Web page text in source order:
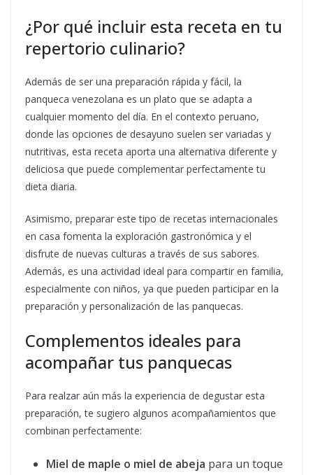
¿Por qué incluir esta receta en tu
repertorio culinario?
Además de ser una preparación rápida y fácil, la
panqueca venezolana es un plato que se adapta a
cualquier momento del día. En el contexto peruano,
donde las opciones de desayuno suelen ser variadas y
nutritivas, esta receta aporta una alternativa diferente y
deliciosa que puede complementar perfectamente tu
dieta diaria.
Asimismo, preparar este tipo de recetas internacionales
en casa fomenta la exploración gastronómica y el
disfrute de nuevas culturas a través de sus sabores.
Además, es una actividad ideal para compartir en familia,
especialmente con niños, ya que pueden participar en la
preparación y personalización de las panquecas.
Complementos ideales para
acompañar tus panquecas
Para realzar aún más la experiencia de degustar esta
preparación, te sugiero algunos acompañamientos que
combinan perfectamente:
Miel de maple o miel de abeja para un toque